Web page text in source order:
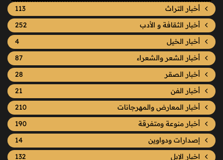
أخبار التراث
113
أخبار الثقافة و الأدب
252
أخبار الخيل
4
أخبار الشعر والشعراء
87
أخبار الصقر
28
أخبار الفن
21
أخبار المعارض والمهرجانات
210
أخبار منوعة ومتفرقة
190
إصدارات ودواوين
14
اخبار الإبل
132